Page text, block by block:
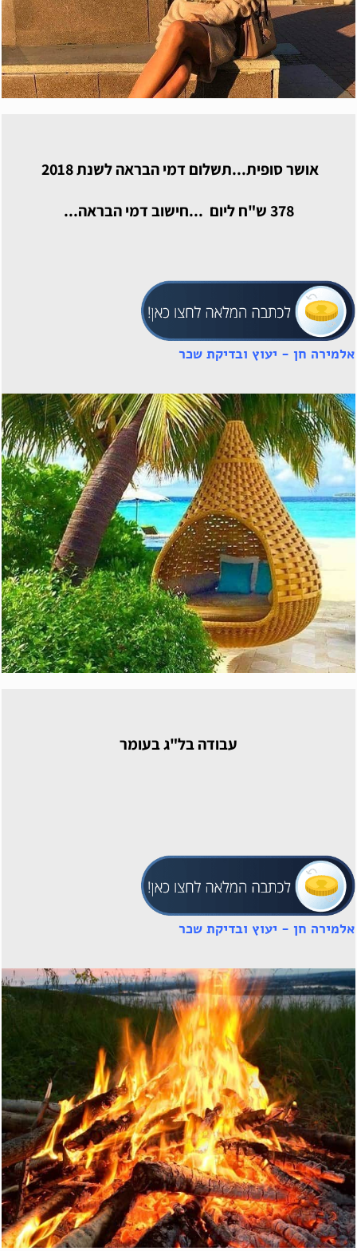
אושר סופית...תשלום דמי הבראה לשנת 2018
378 ש"ח ליום ...חישוב דמי הבראה...
אלמירה חן - יעוץ ובדיקת שכר
עבודה בל"ג בעומר
אלמירה חן - יעוץ ובדיקת שכר